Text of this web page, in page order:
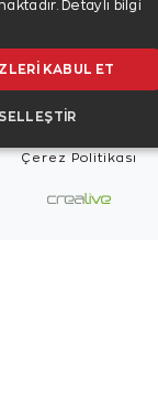
2026, Zen Diamond
Birleşmiş
Destek Programı
Çerez Politikası
Detaylı bilgi
KABUL ET